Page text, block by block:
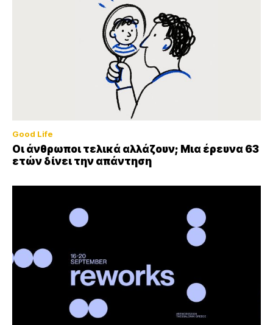
Good Life
Οι άνθρωποι τελικά αλλάζουν; Μια έρευνα 63
ετών δίνει την απάντηση